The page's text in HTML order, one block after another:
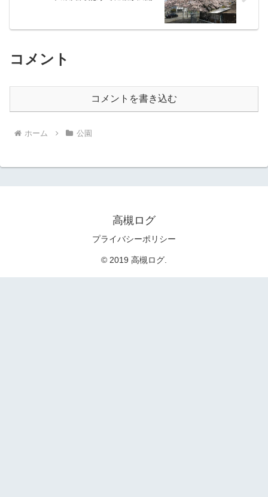
コメント
コメントを書き込む
ホーム 公園
高槻ログ
プライバシーポリシー
© 2019 高槻ログ.